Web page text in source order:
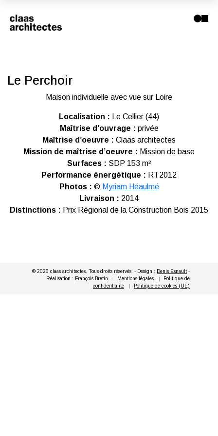
Le Perchoir
Maison individuelle avec vue sur Loire
Localisation : Le Cellier (44)
Maîtrise d’ouvrage : privée
Maîtrise d’oeuvre : Claas architectes
Mission de maîtrise d’oeuvre : Mission de base
Surfaces : SDP 153 m²
Performance énergétique : RT2012
Photos : © Myriam Héaulmé
Livraison : 2014
Distinctions : Prix Régional de la Construction Bois 2015
© 2026 claas architectes. Tous droits réservés. - Design : Denis Esnault -
Réalisation : François Bretin - Mentions légales
Politique de
confidentialité
Politique de cookies (UE)